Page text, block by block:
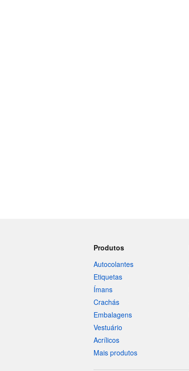
Produtos
Autocolantes
Etiquetas
Ímans
Crachás
Embalagens
Vestuário
Acrílicos
Mais produtos